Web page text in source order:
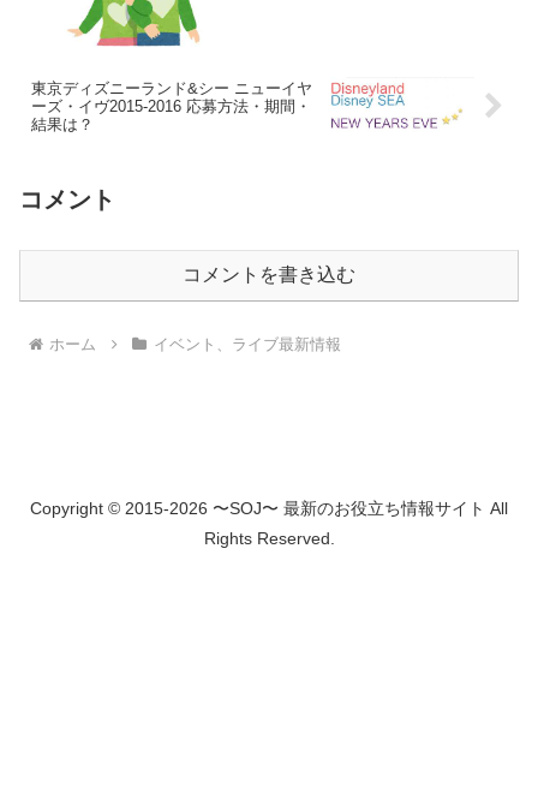
東京ディズニーランド&シー ニューイヤ
ーズ・イヴ2015-2016 応募方法・期間・
結果は？
コメント
コメントを書き込む
ホーム イベント、ライブ最新情報
Copyright © 2015-2026 〜SOJ〜 最新のお役立ち情報サイト All
Rights Reserved.